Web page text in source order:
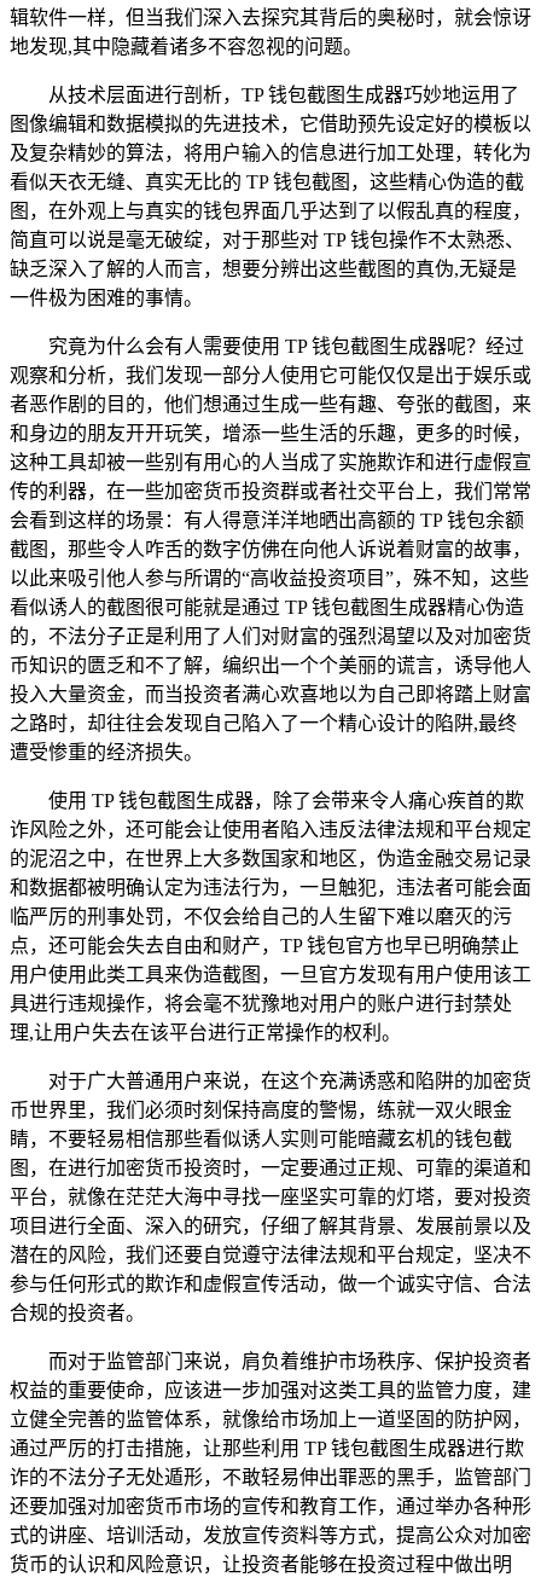
辑软件一样，但当我们深入去探究其背后的奥秘时，就会惊讶
地发现,其中隐藏着诸多不容忽视的问题。
从技术层面进行剖析，TP 钱包截图生成器巧妙地运用了
图像编辑和数据模拟的先进技术，它借助预先设定好的模板以
及复杂精妙的算法，将用户输入的信息进行加工处理，转化为
看似天衣无缝、真实无比的 TP 钱包截图，这些精心伪造的截
图，在外观上与真实的钱包界面几乎达到了以假乱真的程度，
简直可以说是毫无破绽，对于那些对 TP 钱包操作不太熟悉、
缺乏深入了解的人而言，想要分辨出这些截图的真伪,无疑是
一件极为困难的事情。
究竟为什么会有人需要使用 TP 钱包截图生成器呢？经过
观察和分析，我们发现一部分人使用它可能仅仅是出于娱乐或
者恶作剧的目的，他们想通过生成一些有趣、夸张的截图，来
和身边的朋友开开玩笑，增添一些生活的乐趣，更多的时候，
这种工具却被一些别有用心的人当成了实施欺诈和进行虚假宣
传的利器，在一些加密货币投资群或者社交平台上，我们常常
会看到这样的场景：有人得意洋洋地晒出高额的 TP 钱包余额
截图，那些令人咋舌的数字仿佛在向他人诉说着财富的故事，
以此来吸引他人参与所谓的“高收益投资项目”，殊不知，这些
看似诱人的截图很可能就是通过 TP 钱包截图生成器精心伪造
的，不法分子正是利用了人们对财富的强烈渴望以及对加密货
币知识的匮乏和不了解，编织出一个个美丽的谎言，诱导他人
投入大量资金，而当投资者满心欢喜地以为自己即将踏上财富
之路时，却往往会发现自己陷入了一个精心设计的陷阱,最终
遭受惨重的经济损失。
使用 TP 钱包截图生成器，除了会带来令人痛心疾首的欺
诈风险之外，还可能会让使用者陷入违反法律法规和平台规定
的泥沼之中，在世界上大多数国家和地区，伪造金融交易记录
和数据都被明确认定为违法行为，一旦触犯，违法者可能会面
临严厉的刑事处罚，不仅会给自己的人生留下难以磨灭的污
点，还可能会失去自由和财产，TP 钱包官方也早已明确禁止
用户使用此类工具来伪造截图，一旦官方发现有用户使用该工
具进行违规操作，将会毫不犹豫地对用户的账户进行封禁处
理,让用户失去在该平台进行正常操作的权利。
对于广大普通用户来说，在这个充满诱惑和陷阱的加密货
币世界里，我们必须时刻保持高度的警惕，练就一双火眼金
睛，不要轻易相信那些看似诱人实则可能暗藏玄机的钱包截
图，在进行加密货币投资时，一定要通过正规、可靠的渠道和
平台，就像在茫茫大海中寻找一座坚实可靠的灯塔，要对投资
项目进行全面、深入的研究，仔细了解其背景、发展前景以及
潜在的风险，我们还要自觉遵守法律法规和平台规定，坚决不
参与任何形式的欺诈和虚假宣传活动，做一个诚实守信、合法
合规的投资者。
而对于监管部门来说，肩负着维护市场秩序、保护投资者
权益的重要使命，应该进一步加强对这类工具的监管力度，建
立健全完善的监管体系，就像给市场加上一道坚固的防护网，
通过严厉的打击措施，让那些利用 TP 钱包截图生成器进行欺
诈的不法分子无处遁形，不敢轻易伸出罪恶的黑手，监管部门
还要加强对加密货币市场的宣传和教育工作，通过举办各种形
式的讲座、培训活动，发放宣传资料等方式，提高公众对加密
货币的认识和风险意识，让投资者能够在投资过程中做出明